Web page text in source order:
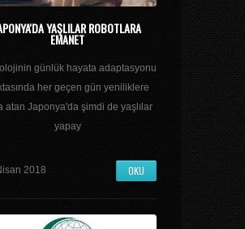
YAŞLILAR ROBOTLARA
EMANET
günlük hayata adaptasyonu
her geçen gün yeniliklere
atan Japonya'da şimdi de yaşlılar
yapay
2018 OKU